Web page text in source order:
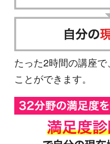
たった2時間の講座
ことができます。